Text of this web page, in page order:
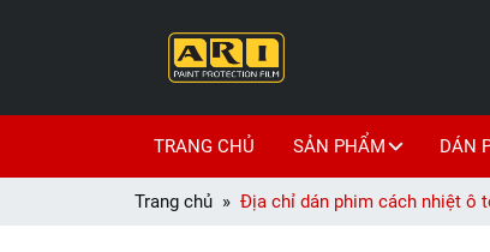
TRANG CHỦ SẢN PHẨM DÁN
Trang chủ Địa chỉ dán phim cách nhiệt ô